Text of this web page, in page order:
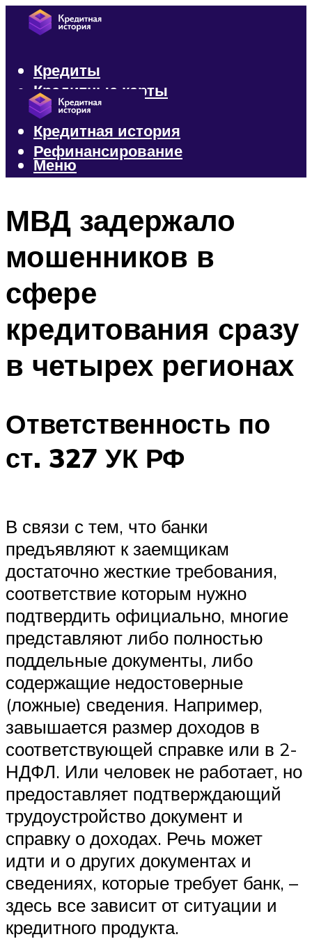
Кредиты
Кредитные карты
Микрозаймы
Кредитная история
Рефинансирование
Меню
МВД задержало
мошенников в
сфере
кредитования сразу
в четырех регионах
Ответственность по
ст. 327 УК РФ
В связи с тем, что банки
предъявляют к заемщикам
достаточно жесткие требования,
соответствие которым нужно
подтвердить официально, многие
представляют либо полностью
поддельные документы, либо
содержащие недостоверные
(ложные) сведения. Например,
завышается размер доходов в
соответствующей справке или в 2-
НДФЛ. Или человек не работает, но
предоставляет подтверждающий
трудоустройство документ и
справку о доходах. Речь может
идти и о других документах и
сведениях, которые требует банк, –
здесь все зависит от ситуации и
кредитного продукта.